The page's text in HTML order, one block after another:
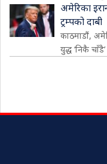
अमेरिका
ट्रम्पको दाबी
काठमाडौं,
युद्ध ‘निकै